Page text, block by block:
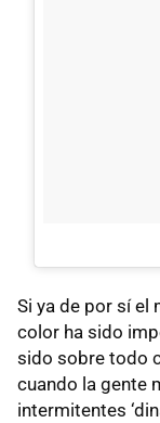
Si ya de por sí el
color ha sido
sido sobre todo
cuando la gente
intermitentes